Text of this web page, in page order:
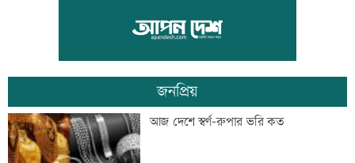
ব্রিজের নিচে মিলল নারীর খণ্ডিত মরদেহ
তিন বিভাগে বন্যার পূর্বাভাস
জনপ্রিয়
আজ দেশে স্বর্ণ-রুপার ভরি কত